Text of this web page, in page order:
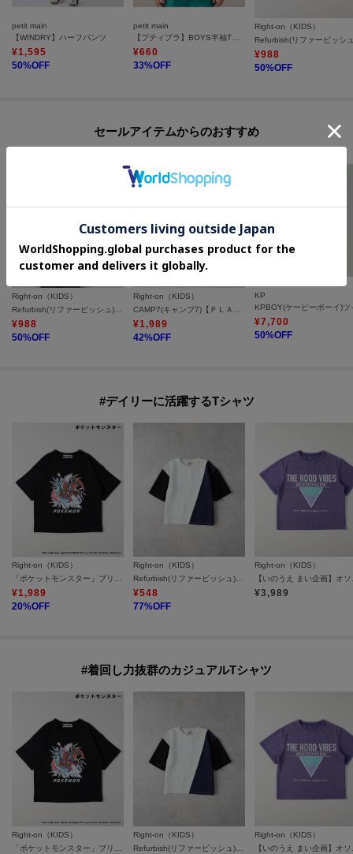
petit main
【WINDRY】ハーフパンツ
¥1,595
50%OFF
petit main
【プティプラ】BOYS半袖Tシャツ
¥660
33%OFF
Right-on（KIDS）
¥988
50%OFF
セールアイテムからのおすすめ
Right-on（KIDS）
¥988
50%OFF
Right-on（KIDS）
¥1,989
42%OFF
KP
¥7,700
50%OFF
#デイリーに活躍するTシャツ
Right-on（KIDS）
「ポケットモンスター」プリントTシャツ
¥1,989
20%OFF
Right-on（KIDS）
Refurbish(リファービッシュ)【キッズ】「接触冷感」切替配色Tシャツ
¥548
77%OFF
Right-on（KIDS）
【い
¥3,989
#着回し力抜群のカジュアルTシャツ
Right-on（KIDS）
Right-on（KIDS）
Right-on（KIDS）